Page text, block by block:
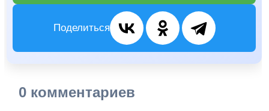
Поделиться
0 комментариев